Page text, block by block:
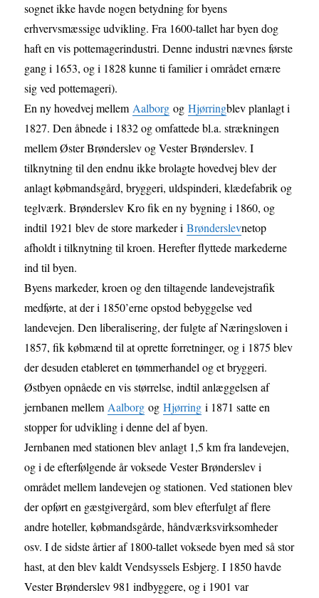
sognet ikke havde nogen betydning for byens
erhvervsmæssige udvikling. Fra 1600-tallet har byen dog
haft en vis pottemagerindustri. Denne industri nævnes første
gang i 1653, og i 1828 kunne ti familier i området ernære
sig ved pottemageri).
En ny hovedvej mellem Aalborg ogHjørringblev planlagt i
1827. Den åbnede i 1832 og omfattede bl.a. strækningen
mellem Øster Brønderslev og Vester Brønderslev. I
tilknytning til den endnu ikke brolagte hovedvej blev der
anlagt købmandsgård, bryggeri, uldspinderi, klædefabrik og
teglværk. Brønderslev Kro fik en ny bygning i 1860, og
indtil 1921 blev de store markeder iBrønderslevnetop
afholdt i tilknytning til kroen. Herefter flyttede markederne
ind til byen.
Byens markeder, kroen og den tiltagende landevejstrafik
medførte, at der i 1850’erne opstod bebyggelse ved
landevejen. Den liberalisering, der fulgte af Næringsloven i
1857, fik købmænd til at oprette forretninger, og i 1875 blev
der desuden etableret en tømmerhandel og et bryggeri.
Østbyen opnåede en vis størrelse, indtil anlæggelsen af
jernbanen mellem Aalborg ogHjørring i 1871 satte en
stopper for udvikling i denne del af byen.
Jernbanen med stationen blev anlagt 1,5 km fra landevejen,
og i de efterfølgende år voksede Vester Brønderslev i
området mellem landevejen og stationen. Ved stationen blev
der opført en gæstgivergård, som blev efterfulgt af flere
andre hoteller, købmandsgårde, håndværksvirksomheder
osv. I de sidste årtier af 1800-tallet voksede byen med så stor
hast, at den blev kaldt Vendsyssels Esbjerg. I 1850 havde
Vester Brønderslev 981 indbyggere, og i 1901 var